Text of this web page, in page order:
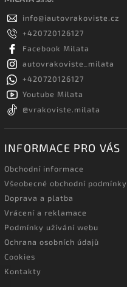
info@iautovrakoviste.cz
+420720126127
Facebook Milata
autovrakoviste_milata
+420720126127
Youtube Milata
@vrakoviste.milata
INFORMACE PRO VÁS
Obchodní informace
Všeobecné obchodní podmínky
Doprava a platba
Vrácení a reklamace
Podmínky užívání webu
Ochrana osobních údajů
Cookies
Kontakty